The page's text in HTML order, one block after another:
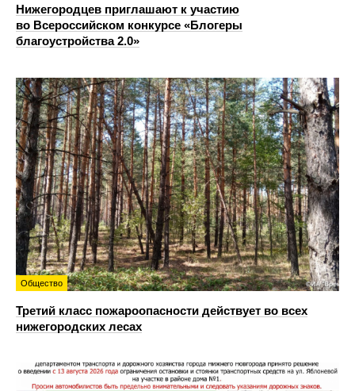
Нижегородцев приглашают к участию
во Всероссийском конкурсе «Блогеры
благоустройства 2.0»
Общество
Третий класс пожароопасности действует во всех
нижегородских лесах